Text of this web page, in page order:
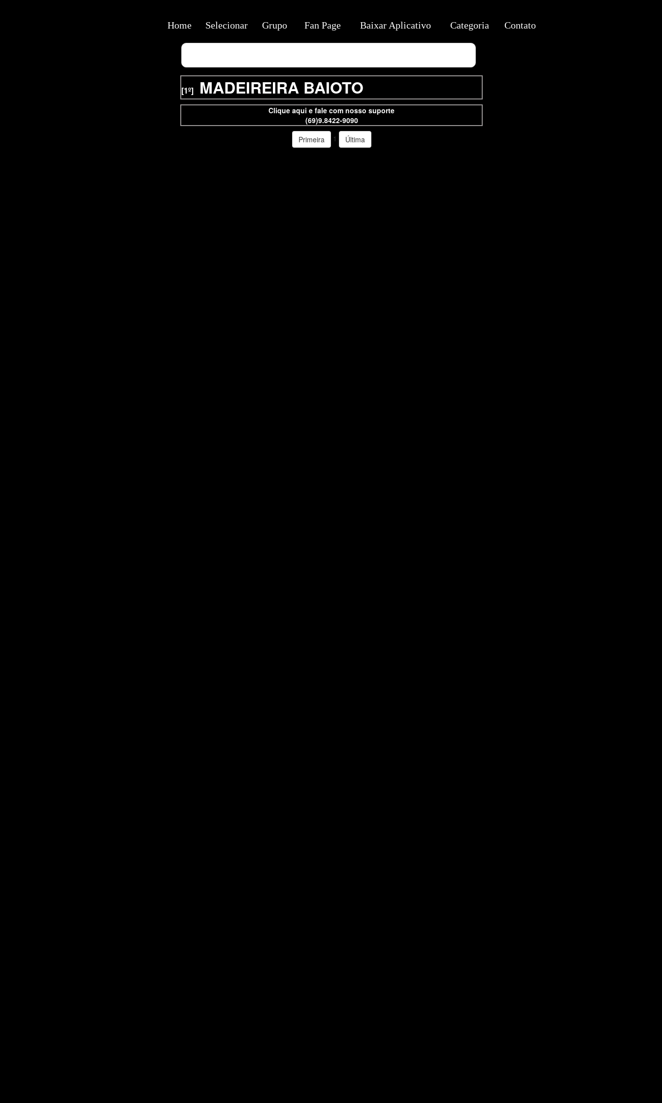
[1º] MADEIREIRA BAIOTO
Clique aqui e fale com nosso suporte
(69)9.8422-9090
Primeira
1 Última
Home Selecionar Grupo Fan Page Baixar Aplicativo Categoria Contato